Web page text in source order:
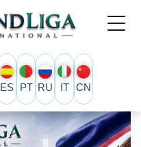
ES PT RU IT CN